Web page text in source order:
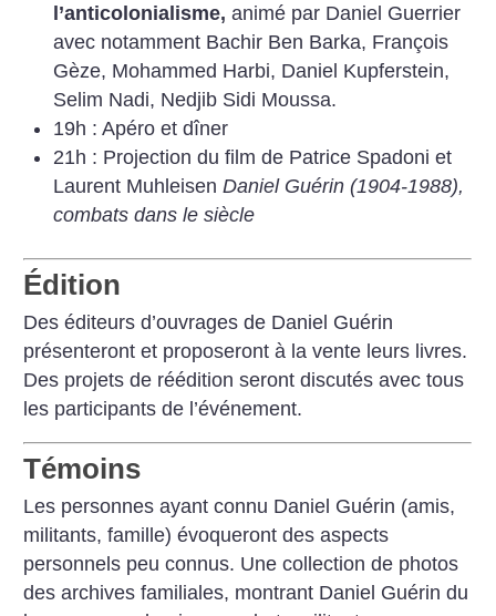
l’anticolonialisme, animé par Daniel Guerrier
avec notamment Bachir Ben Barka, François
Gèze, Mohammed Harbi, Daniel Kupferstein,
Selim Nadi, Nedjib Sidi Moussa.
19h : Apéro et dîner
21h : Projection du film de Patrice Spadoni et
Laurent Muhleisen Daniel Guérin (1904-1988),
combats dans le siècle
Édition
Des éditeurs d’ouvrages de Daniel Guérin
présenteront et proposeront à la vente leurs livres.
Des projets de réédition seront discutés avec tous
les participants de l’événement.
Témoins
Les personnes ayant connu Daniel Guérin (amis,
militants, famille) évoqueront des aspects
personnels peu connus. Une collection de photos
des archives familiales, montrant Daniel Guérin du